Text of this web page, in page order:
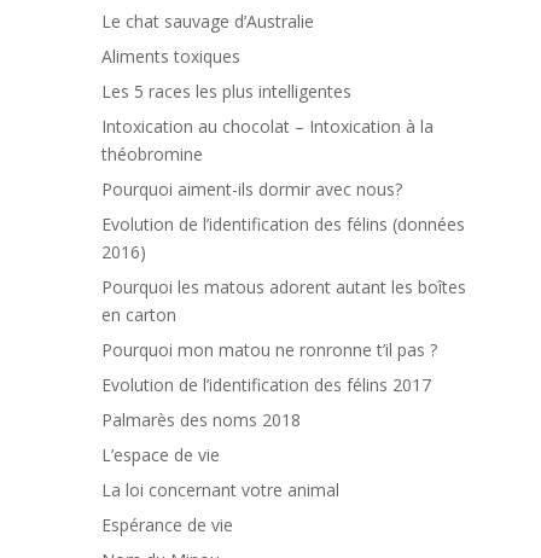
Le chat sauvage d’Australie
Aliments toxiques
Les 5 races les plus intelligentes
Intoxication au chocolat – Intoxication à la
théobromine
Pourquoi aiment-ils dormir avec nous?
Evolution de l’identification des félins (données
2016)
Pourquoi les matous adorent autant les boîtes
en carton
Pourquoi mon matou ne ronronne t’il pas ?
Evolution de l’identification des félins 2017
Palmarès des noms 2018
L’espace de vie
La loi concernant votre animal
Espérance de vie